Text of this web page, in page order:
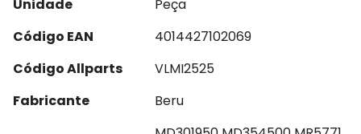
Unidade
Peça
Código EAN
4014427102069
Código Allparts
VLMI2525
Fabricante
Beru